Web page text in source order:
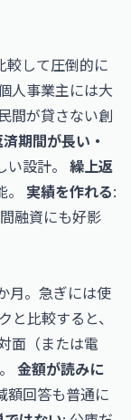
較して圧倒的に
人事業主には大
間が貸さない創
期間が長い・
設計。 繰上返
実績を作れる:
融資にも好影
月。急ぎには使
と比較すると、
面（または電
金額が読みに
額回答も普通に